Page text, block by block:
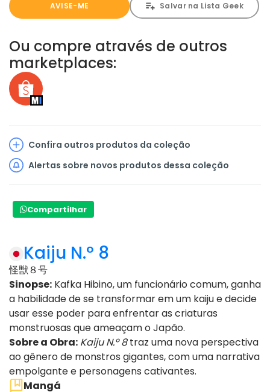
AVISE-ME Salvar na Lista Geek
Ou compre através de outros
marketplaces:
Confira outros produtos da coleção
Alertas sobre novos produtos dessa coleção
Compartilhar
Kaiju N.° 8
怪獣８号
Sinopse: Kafka Hibino, um funcionário comum, ganha
a habilidade de se transformar em um kaiju e decide
usar esse poder para enfrentar as criaturas
monstruosas que ameaçam o Japão.
Sobre a Obra: Kaiju N.º 8traz uma nova perspectiva
ao gênero de monstros gigantes, com uma narrativa
empolgante e personagens cativantes.
Mangá